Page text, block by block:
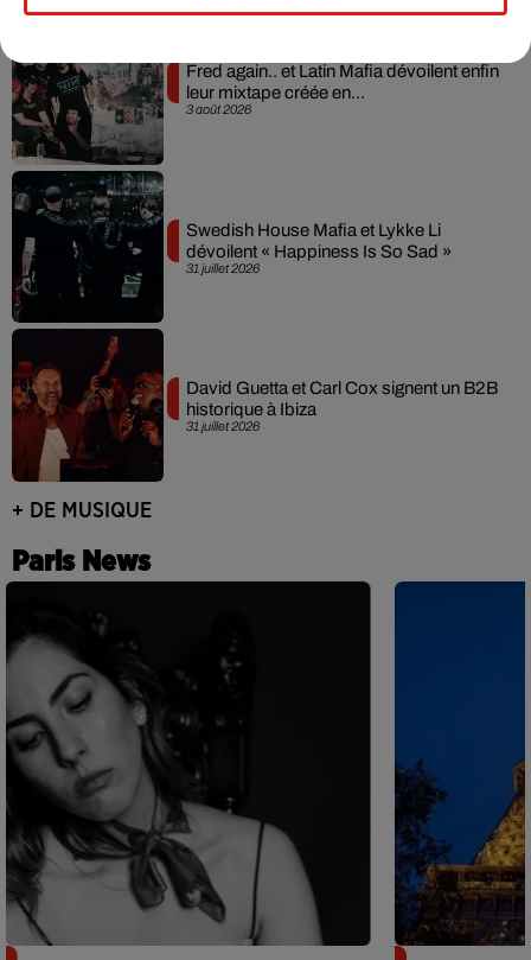
3 août 2026
Fred again.. et Latin Mafia dévoilent enfin
leur mixtape créée en...
31 juillet 2026
Swedish House Mafia et Lykke Li
dévoilent « Happiness Is So Sad »
31 juillet 2026
David Guetta et Carl Cox signent un B2B
historique à Ibiza
+ DE MUSIQUE
Paris News